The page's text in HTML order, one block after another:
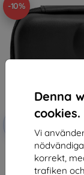
Denna
cookies.
Vi
korrekt,
trafiken
-10%
Rabatt
kupong
PULUZ EVA Mini
Insta360 GO
114 kr